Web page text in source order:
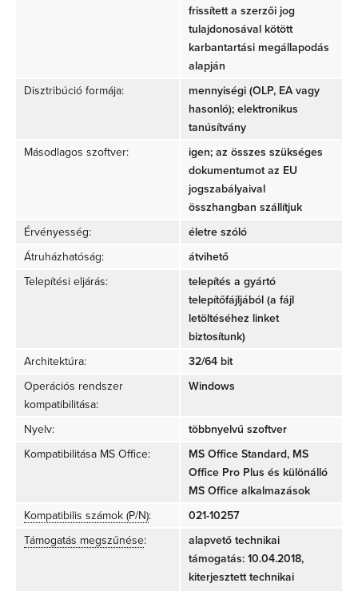
frissített a szerzői jog
tulajdonosával kötött
karbantartási megállapodás
alapján
Disztribúció formája:
mennyiségi (OLP, EA vagy
hasonló); elektronikus
tanúsítvány
Másodlagos szoftver:
igen; az összes szükséges
dokumentumot az EU
jogszabályaival
összhangban szállítjuk
Érvényesség:
életre szóló
Átruházhatóság:
átvihető
Telepítési eljárás:
telepítés a gyártó
telepítőfájljából (a fájl
letöltéséhez linket
biztosítunk)
Architektúra:
32/64 bit
Operációs rendszer
kompatibilitása:
Windows
Nyelv:
többnyelvű szoftver
Kompatibilitása MS Office:
MS Office Standard, MS
Office Pro Plus és különálló
MS Office alkalmazások
Kompatibilis számok (P/N):
021-10257
Támogatás megszűnése:
alapvető technikai
támogatás: 10.04.2018,
kiterjesztett technikai